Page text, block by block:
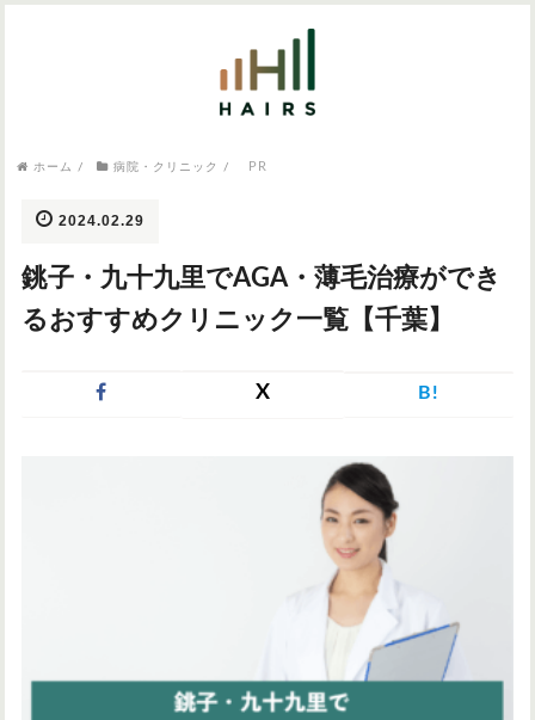
病院・クリニック
AGA
ホーム / 病院・クリニック / PR
2024.02.29
銚子・九十九里でAGA・薄毛治療ができ
るおすすめクリニック一覧【千葉】
X B!
気になるワードから記事を探す
症状・悩みから記事を探す
ふけ
女性の薄毛
対策・アイテムから記事を探す